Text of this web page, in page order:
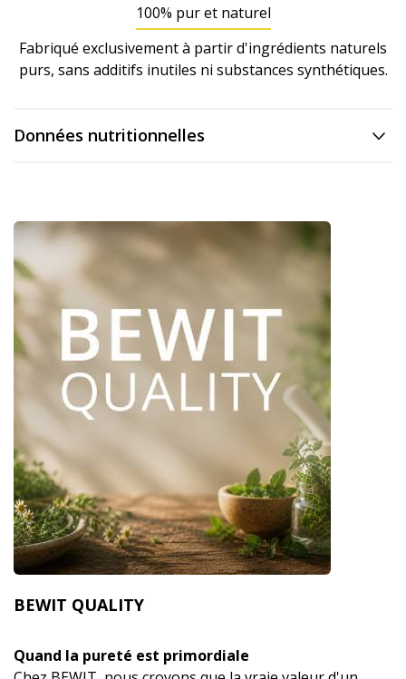
100% pur et naturel
Fabriqué exclusivement à partir d'ingrédients naturels
purs, sans additifs inutiles ni substances synthétiques.
Données nutritionnelles
BEWIT QUALITY
Quand la pureté est primordiale